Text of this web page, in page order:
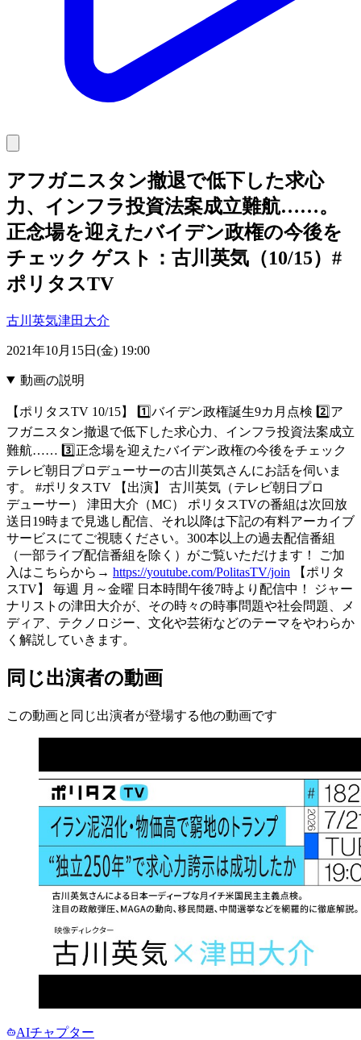
アフガニスタン撤退で低下した求心
力、インフラ投資法案成立難航……。
正念場を迎えたバイデン政権の今後を
チェック ゲスト：古川英気（10/15）#
ポリタスTV
古川英気津田大介
2021年10月15日(金) 19:00
動画の説明
【ポリタスTV 10/15】 1️⃣バイデン政権誕生9カ月点検 2️⃣ア
フガニスタン撤退で低下した求心力、インフラ投資法案成立
難航…… 3️⃣正念場を迎えたバイデン政権の今後をチェック
テレビ朝日プロデューサーの古川英気さんにお話を伺いま
す。 #ポリタスTV 【出演】 古川英気（テレビ朝日プロ
デューサー） 津田大介（MC） ポリタスTVの番組は次回放
送日19時まで見逃し配信、それ以降は下記の有料アーカイブ
サービスにてご視聴ください。300本以上の過去配信番組
（一部ライブ配信番組を除く）がご覧いただけます！ ご加
入はこちらから→ https://youtube.com/PolitasTV/join 【ポリタ
スTV】 毎週 月～金曜 日本時間午後7時より配信中！ ジャー
ナリストの津田大介が、その時々の時事問題や社会問題、メ
ディア、テクノロジー、文化や芸術などのテーマをやわらか
く解説していきます。
同じ出演者の動画
この動画と同じ出演者が登場する他の動画です
AIチャプター